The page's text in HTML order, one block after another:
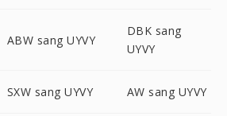
ABW sang UYVY
DBK sang
UYVY
SXW sang UYVY AW sang UYVY